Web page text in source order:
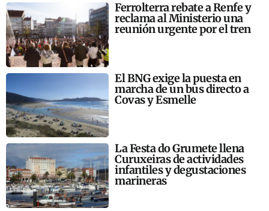
Ferrolterra rebate a Renfe y
reclama al Ministerio una
reunión urgente por el tren
El BNG exige la puesta en
marcha de un bus directo a
Covas y Esmelle
La Festa do Grumete llena
Curuxeiras de actividades
infantiles y degustaciones
marineras